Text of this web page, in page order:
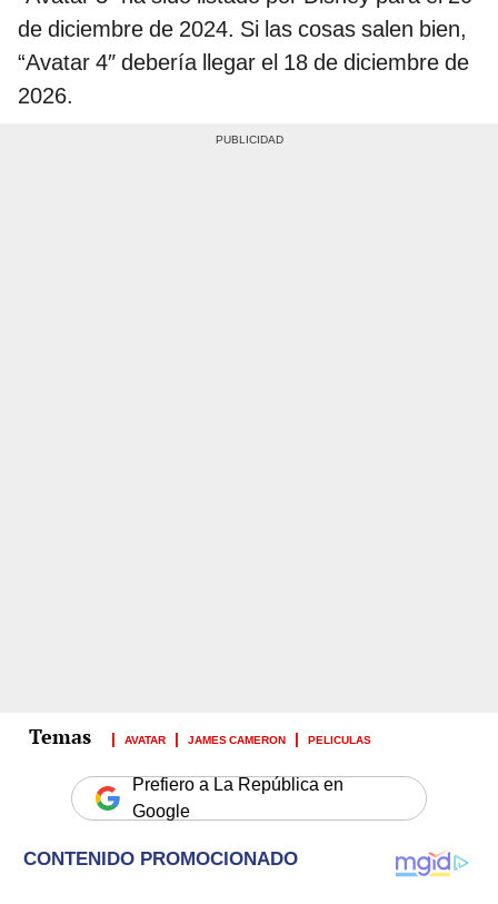
de diciembre de 2024. Si las cosas salen bien,
“Avatar 4″ debería llegar el 18 de diciembre de
2026.
AVATAR JAMES CAMERON PELICULAS
Prefiero a La República en
Google